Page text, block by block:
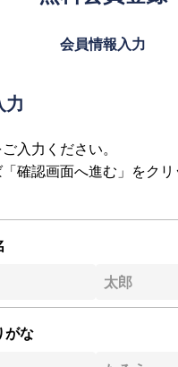
会員情報入力
力
入力ください。
確認画面へ進む」をク
がな